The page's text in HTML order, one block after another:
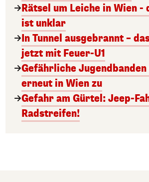
Rätsel um Leiche in Wien
ist unklar
In Tunnel ausgebrannt –
jetzt mit Feuer-U1
Gefährliche
erneut in Wien zu
Gefahr am Gürtel: Jeep-
Radstreifen!